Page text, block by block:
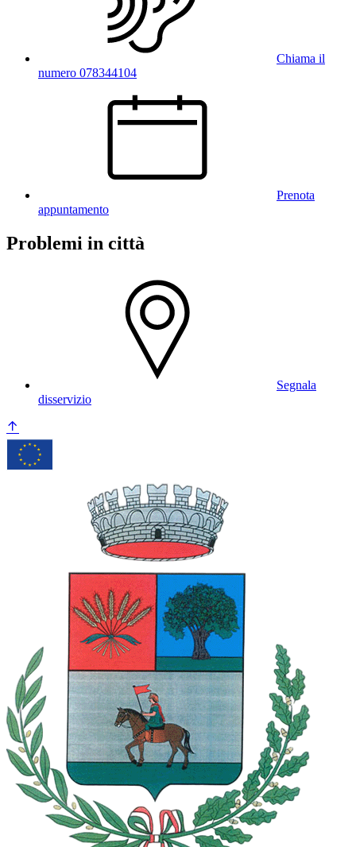
Chiama il
numero 078344104
Prenota
appuntamento
Problemi in città
Segnala
disservizio